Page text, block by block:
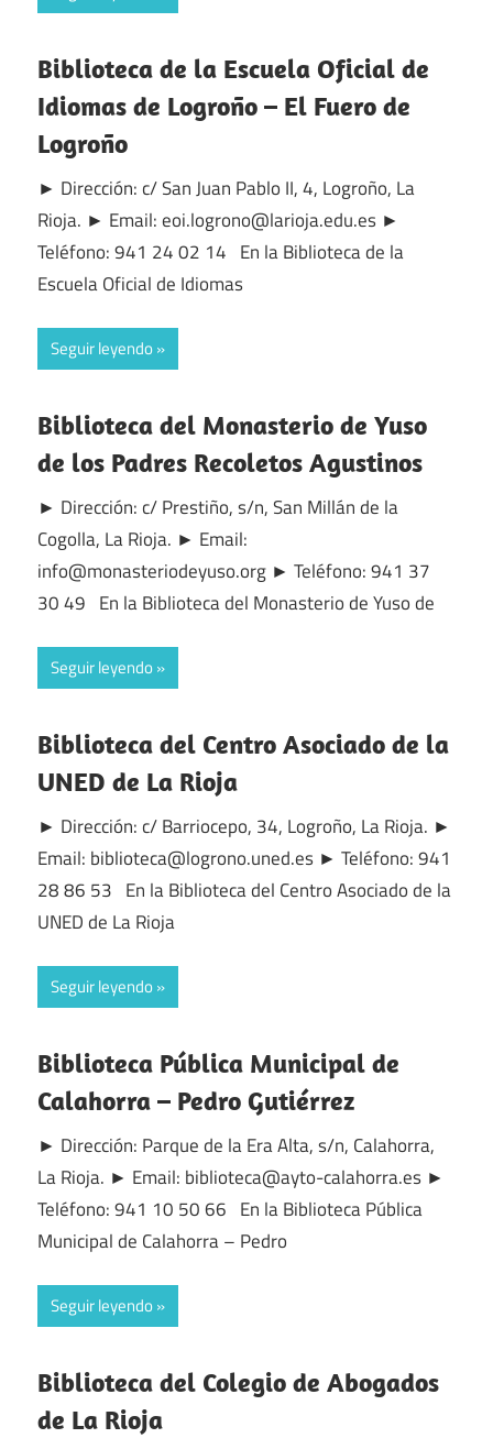
Biblioteca de la Escuela Oficial de
Idiomas de Logroño – El Fuero de
Logroño
► Dirección: c/ San Juan Pablo II, 4, Logroño, La
Rioja. ► Email: eoi.logrono@larioja.edu.es ►
Teléfono: 941 24 02 14 En la Biblioteca de la
Escuela Oficial de Idiomas
Seguir leyendo
Biblioteca del Monasterio de Yuso
de los Padres Recoletos Agustinos
► Dirección: c/ Prestiño, s/n, San Millán de la
Cogolla, La Rioja. ► Email:
info@monasteriodeyuso.org ► Teléfono: 941 37
30 49 En la Biblioteca del Monasterio de Yuso de
Seguir leyendo
Biblioteca del Centro Asociado de la
UNED de La Rioja
► Dirección: c/ Barriocepo, 34, Logroño, La Rioja. ►
Email: biblioteca@logrono.uned.es ► Teléfono: 941
28 86 53 En la Biblioteca del Centro Asociado de la
UNED de La Rioja
Seguir leyendo
Biblioteca Pública Municipal de
Calahorra – Pedro Gutiérrez
► Dirección: Parque de la Era Alta, s/n, Calahorra,
La Rioja. ► Email: biblioteca@ayto-calahorra.es ►
Teléfono: 941 10 50 66 En la Biblioteca Pública
Municipal de Calahorra – Pedro
Seguir leyendo
Biblioteca del Colegio de Abogados
de La Rioja